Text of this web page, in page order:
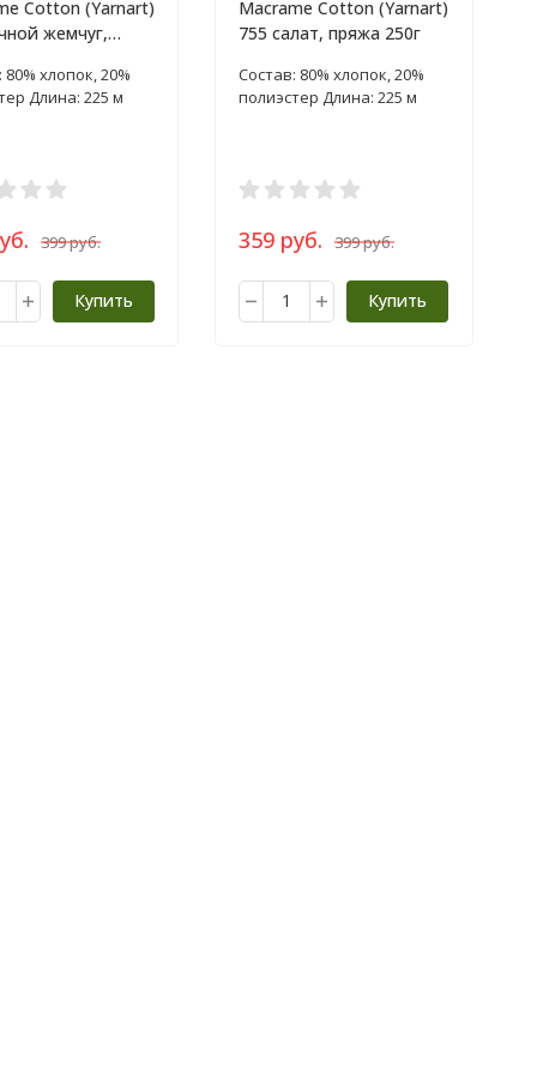
Cotton (Yarnart)
жемчуг,
хлопок, 20%
Длина: 225 м
399 руб.
Купить
Macrame Cotton (Yarnart)
755 салат, пряжа 250г
Состав: 80% хлопок, 20%
полиэстер Длина: 225 м
359 руб. 399 руб.
Купить